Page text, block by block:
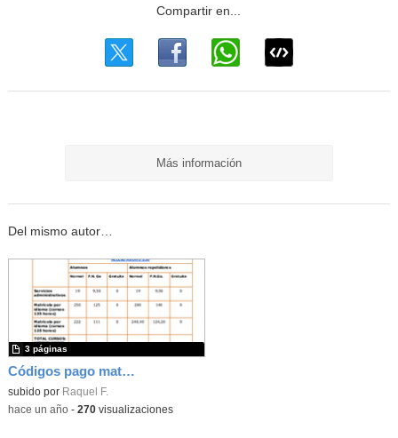
Más información
Del mismo autor…
Códigos pago matrícula Alumnos Oficiales 2025-2026
subido por Raquel F.
3 páginas
-hace un año- 270visualizaciones